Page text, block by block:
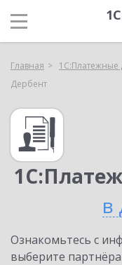
Главная 1С:Платежные
Дербент
в
Ознакомьтесь с
выберите